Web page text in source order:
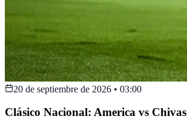
20 de septiembre de 2026 • 03:00
Clásico Nacional: America vs Chivas